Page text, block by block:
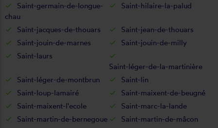
Saint-germain-de-longue-
chau
Saint-hilaire-la-palud
Saint-jacques-de-thouars
Saint-jean-de-thouars
Saint-jouin-de-marnes
Saint-jouin-de-milly
Saint-laurs
Saint-léger-de-la-martinière
Saint-léger-de-montbrun
Saint-lin
Saint-loup-lamairé
Saint-maixent-de-beugné
Saint-maixent-l'ecole
Saint-marc-la-lande
Saint-martin-de-bernegoue
Saint-martin-de-mâcon